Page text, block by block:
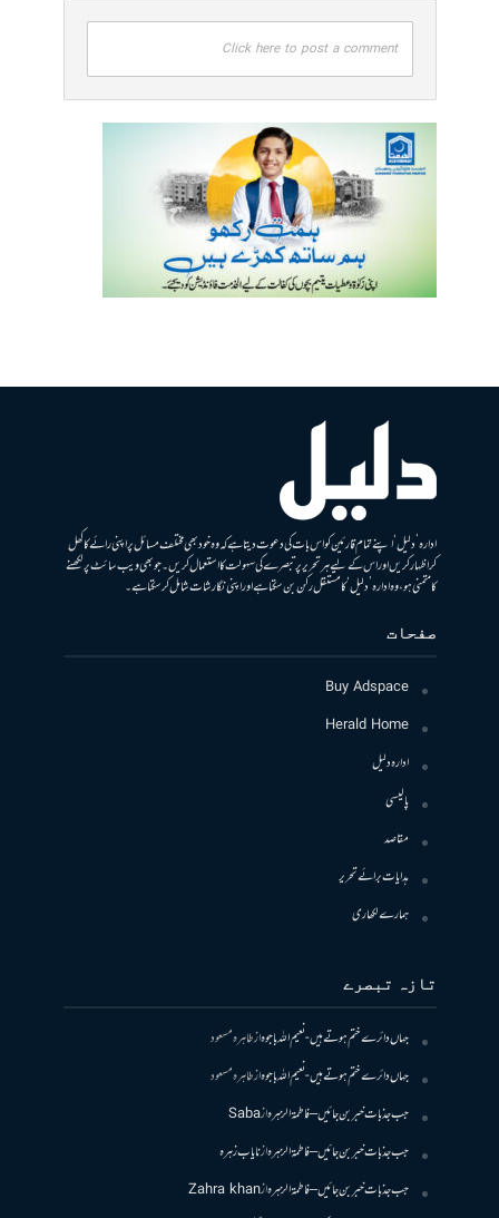
Click here to post a comment
ادارہ ’دلیل‘ اپنے تمام قارئین کو اس بات کی دعوت دیتا ہے کہ وہ خود بھی مختلف مسائل پر اپنی رائے کا کھل
کر اظہار کریں اور اس کے لیے ہر تحریر پر تبصرے کی سہولت کا استعمال کریں۔ جو بھی ویب سائٹ پر لکھنے
کا متمنی ہو، وہ ادارہ ’دلیل‘ کا مستقل رکن بن سکتا ہے اور اپنی نگارشات شامل کرسکتا ہے۔
صفحات
Buy Adspace
Herald Home
ادارہ دلیل
پالیسی
مقاصد
ہدایات برائے تحریر
ہمارے لکھاری
تازہ تبصرے
جہاں دائرے ختم ہوتے ہیں- نعیم اللہ باجوہازطاہرہ مسعود
جہاں دائرے ختم ہوتے ہیں- نعیم اللہ باجوہازطاہرہ مسعود
جب جذبات خبر بن جائیں – فاطمۃالزہرہازSaba
جب جذبات خبر بن جائیں – فاطمۃالزہرہازنایاب زہرہ
جب جذبات خبر بن جائیں – فاطمۃالزہرہازZahra khan